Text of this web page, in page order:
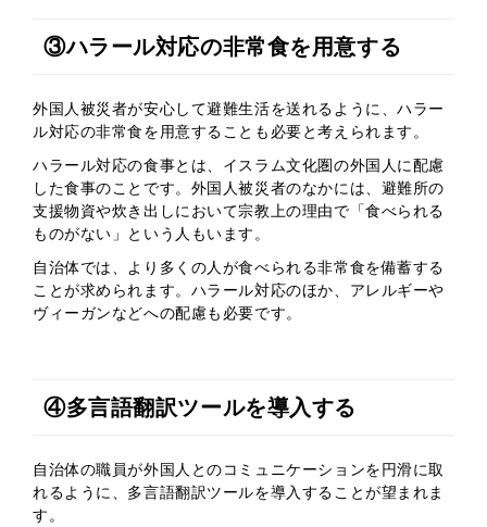
③ハラール対応の非常食を用意する
外国人被災者が安心して避難生活を送れるように、ハラー
ル対応の非常食を用意することも必要と考えられます。
ハラール対応の食事とは、イスラム文化圏の外国人に配慮
した食事のことです。外国人被災者のなかには、避難所の
支援物資や炊き出しにおいて宗教上の理由で「食べられる
ものがない」という人もいます。
自治体では、より多くの人が食べられる非常食を備蓄する
ことが求められます。ハラール対応のほか、アレルギーや
ヴィーガンなどへの配慮も必要です。
④多言語翻訳ツールを導入する
自治体の職員が外国人とのコミュニケーションを円滑に取
れるように、多言語翻訳ツールを導入することが望まれま
す。